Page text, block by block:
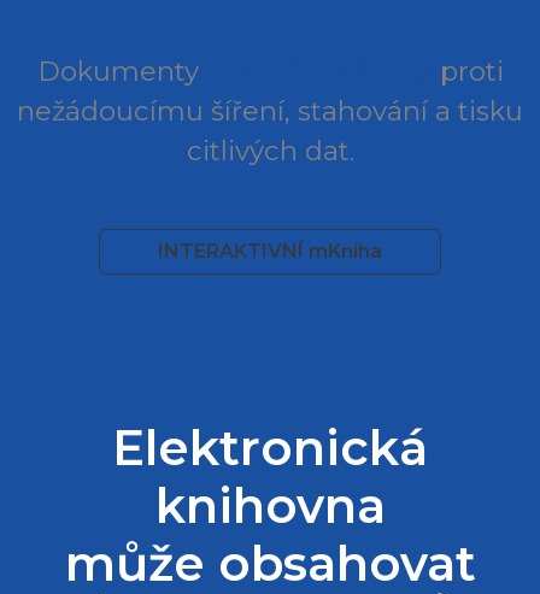
Dokumenty
proti
nežádoucímu šíření, stahování a tisku
citlivých dat.
INTERAKTIVNÍ mKniha
Elektronická
knihovna
může obsahovat